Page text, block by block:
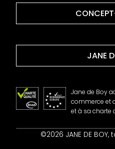
JANE
Contact
Jane de Boy
commerce et
et à sa charte
©2026 JANE DE